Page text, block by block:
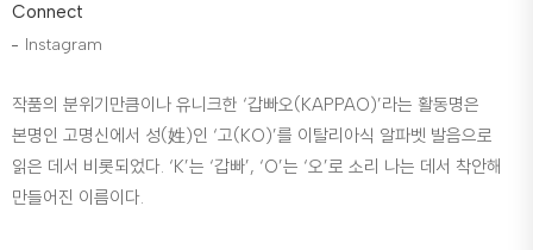
Connect
Instagram
작품의 분위기만큼이나 유니크한 ‘갑빠오(KAPPAO)’라는 활동명은
본명인 고명신에서 성(姓)인 ‘고(KO)’를 이탈리아식 알파벳 발음으로
읽은 데서 비롯되었다. ‘K’는 ‘갑빠’, ‘O’는 ‘오’로 소리 나는 데서 착안해
만들어진 이름이다.